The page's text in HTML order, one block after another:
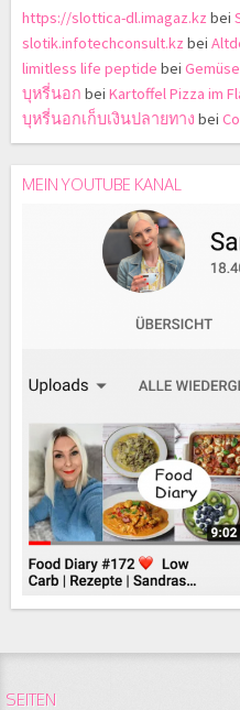
https://slottica-dl.imagaz.kz bei
slotik.infotechconsult.kz bei
limitless life peptide bei
บุหรี่นอก bei Kartoffel Pizza im
บุหรี่นอกเก็บเงินปลายทาง bei
MEIN YOUTUBE KANAL
SEITEN